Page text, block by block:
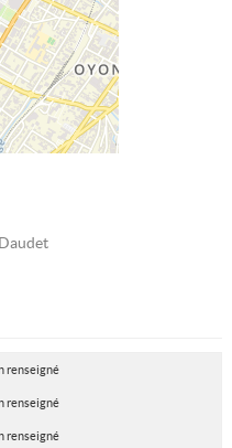
renseigné
renseigné
renseigné